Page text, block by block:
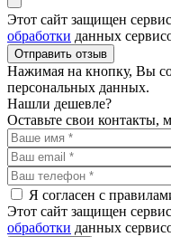
Этот сайт защищен
обработки данных
Отправить отзыв
Нажимая на кнопку, Вы
персональных данных.
Нашли дешевле?
Оставьте свои контакты,
Я согласен с
Этот сайт защищен
обработки данных